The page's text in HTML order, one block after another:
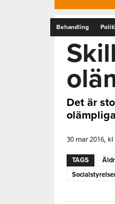
Behandling
Det är
30 mar 2016, kl
TAGS